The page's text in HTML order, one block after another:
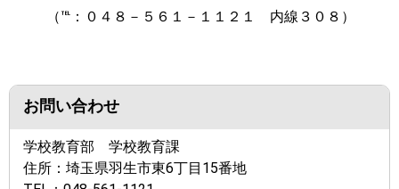
（℡：０４８－５６１－１１２１ 内線３０８）
お問い合わせ
学校教育部 学校教育課
住所： 埼玉県羽生市東6丁目15番地